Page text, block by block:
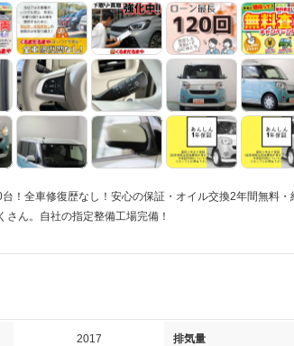
！全車修復歴なし！安心の保証・オイル交換2年間無料
さん。自社の指定整備工場完備！
2017 排気量